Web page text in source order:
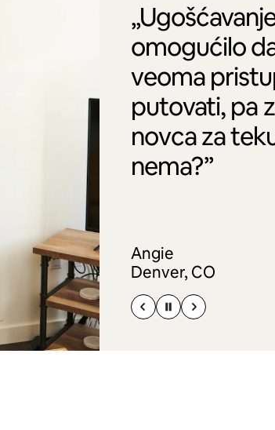
omogućilo
veoma
putovati, pa
novca za
nema?”
Angie
Denver, CO